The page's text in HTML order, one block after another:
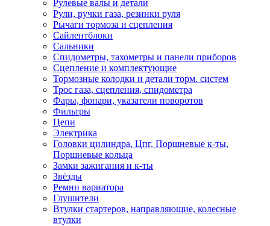
Рулевые валы и детали
Рули, ручки газа, резинки руля
Рычаги тормоза и сцепления
Сайлентблоки
Сальники
Спидометры, тахометры и панели приборов
Сцепление и комплектующие
Тормозные колодки и детали торм. систем
Трос газа, сцепления, спидометра
Фары, фонари, указатели поворотов
Фильтры
Цепи
Электрика
Головки цилиндра, Цпг, Поршневые к-ты,
Поршневые кольца
Замки зажигания и к-ты
Звёзды
Ремни вариатора
Глушители
Втулки стартеров, направляющие, колесные
втулки